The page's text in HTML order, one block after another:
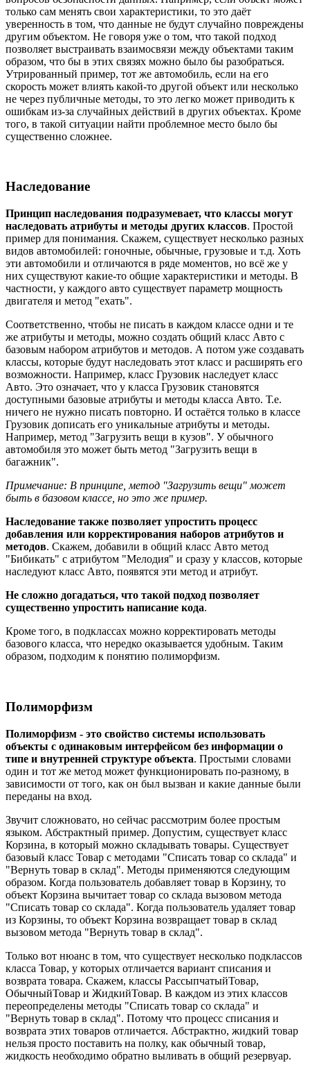
только сам менять свои характеристики, то это даёт
уверенность в том, что данные не будут случайно повреждены
другим объектом. Не говоря уже о том, что такой подход
позволяет выстраивать взаимосвязи между объектами таким
образом, что бы в этих связях можно было бы разобраться.
Утрированный пример, тот же автомобиль, если на его
скорость может влиять какой-то другой объект или несколько
не через публичные методы, то это легко может приводить к
ошибкам из-за случайных действий в других объектах. Кроме
того, в такой ситуации найти проблемное место было бы
существенно сложнее.
Наследование
Принцип наследования подразумевает, что классы могут
наследовать атрибуты и методы других классов. Простой
пример для понимания. Скажем, существует несколько разных
видов автомобилей: гоночные, обычные, грузовые и т.д. Хоть
эти автомобили и отличаются в ряде моментов, но всё же у
них существуют какие-то общие характеристики и методы. В
частности, у каждого авто существует параметр мощность
двигателя и метод "ехать".
Соответственно, чтобы не писать в каждом классе одни и те
же атрибуты и методы, можно создать общий класс Авто с
базовым набором атрибутов и методов. А потом уже создавать
классы, которые будут наследовать этот класс и расширять его
возможности. Например, класс Грузовик наследует класс
Авто. Это означает, что у класса Грузовик становятся
доступными базовые атрибуты и методы класса Авто. Т.е.
ничего не нужно писать повторно. И остаётся только в классе
Грузовик дописать его уникальные атрибуты и методы.
Например, метод "Загрузить вещи в кузов". У обычного
автомобиля это может быть метод "Загрузить вещи в
багажник".
Примечание: В принципе, метод "Загрузить вещи" может
быть в базовом классе, но это же пример.
Наследование также позволяет упростить процесс
добавления или корректирования наборов атрибутов и
методов. Скажем, добавили в общий класс Авто метод
"Бибикать" с атрибутом "Мелодия" и сразу у классов, которые
наследуют класс Авто, появятся эти метод и атрибут.
Не сложно догадаться, что такой подход позволяет
существенно упростить написание кода.
Кроме того, в подклассах можно корректировать методы
базового класса, что нередко оказывается удобным. Таким
образом, подходим к понятию полиморфизм.
Полиморфизм
Полиморфизм - это свойство системы использовать
объекты с одинаковым интерфейсом без информации о
типе и внутренней структуре объекта. Простыми словами
один и тот же метод может функционировать по-разному, в
зависимости от того, как он был вызван и какие данные были
переданы на вход.
Звучит сложновато, но сейчас рассмотрим более простым
языком. Абстрактный пример. Допустим, существует класс
Корзина, в который можно складывать товары. Существует
базовый класс Товар с методами "Списать товар со склада" и
"Вернуть товар в склад". Методы применяются следующим
образом. Когда пользователь добавляет товар в Корзину, то
объект Корзина вычитает товар со склада вызовом метода
"Списать товар со склада". Когда пользователь удаляет товар
из Корзины, то объект Корзина возвращает товар в склад
вызовом метода "Вернуть товар в склад".
Только вот нюанс в том, что существует несколько подклассов
класса Товар, у которых отличается вариант списания и
возврата товара. Скажем, классы РассыпчатыйТовар,
ОбычныйТовар и ЖидкийТовар. В каждом из этих классов
переопределены методы "Списать товар со склада" и
"Вернуть товар в склад". Потому что процесс списания и
возврата этих товаров отличается. Абстрактно, жидкий товар
нельзя просто поставить на полку, как обычный товар,
жидкость необходимо обратно выливать в общий резервуар.